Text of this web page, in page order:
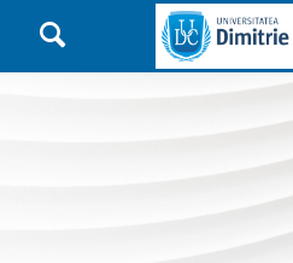

Main Navigation